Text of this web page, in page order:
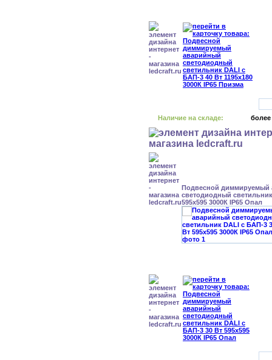
Наличие на складе: более
Подвесной диммируемый
светодиодный
595x595 3000К IP65 Опал